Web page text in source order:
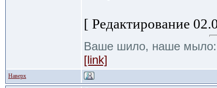
[ Редактирование
Ваше шило, наше
[link]
Наверх